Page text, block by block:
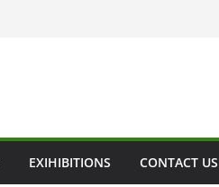
EXIHIBITIONS CONTACT US